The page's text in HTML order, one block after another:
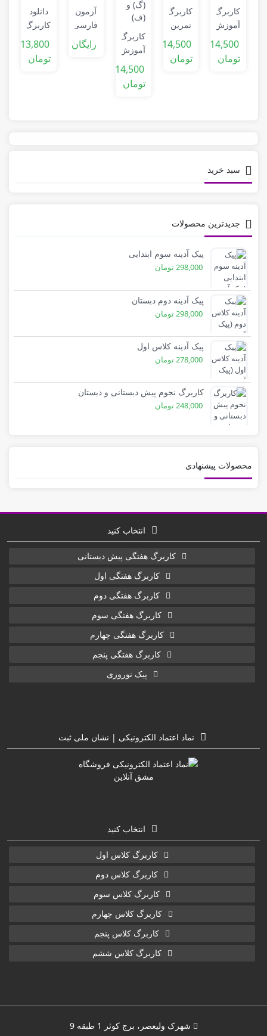
کاربرگ
آموزش
نشانه
(ف)
اول
14,500
تومان
کاربرگ
تمرین
نشانه
های
(ع) و
14,500
تومان
کاربرگ
آموزش
و
تمرین
نشانه
14,500
تومان
آزمون
فارسی
اول
ابتدایی
رایگان
دانلود
کاربرگ
جامع
آموزش
حرف
13,800
تومان
سبد خرید
جدیدترین محصولات
پیک آدینه سوم ابتدایی
298,000تومان
پیک آدینه دوم دبستان
298,000تومان
پیک آدینه کلاس اول
278,000تومان
کاربرگ نجوم پیش دبستانی و دبستان
248,000تومان
محصولات پیشنهادی
انتخاب کنید
کاربرگ هفتگی پیش دبستانی
کاربرگ هفتگی اول
کاربرگ هفتگی دوم
کاربرگ هفتگی سوم
کاربرگ هفتگی چهارم
کاربرگ هفتگی پنجم
پیک نوروزی
نماد اعتماد الکترونیکی | نشان ملی ثبت
انتخاب کنید
کاربرگ کلاس اول
کاربرگ کلاس دوم
کاربرگ کلاس سوم
کاربرگ کلاس چهارم
کاربرگ کلاس پنجم
کاربرگ کلاس ششم
شهرک ولیعصر، برج کوثر 1 طبقه 9